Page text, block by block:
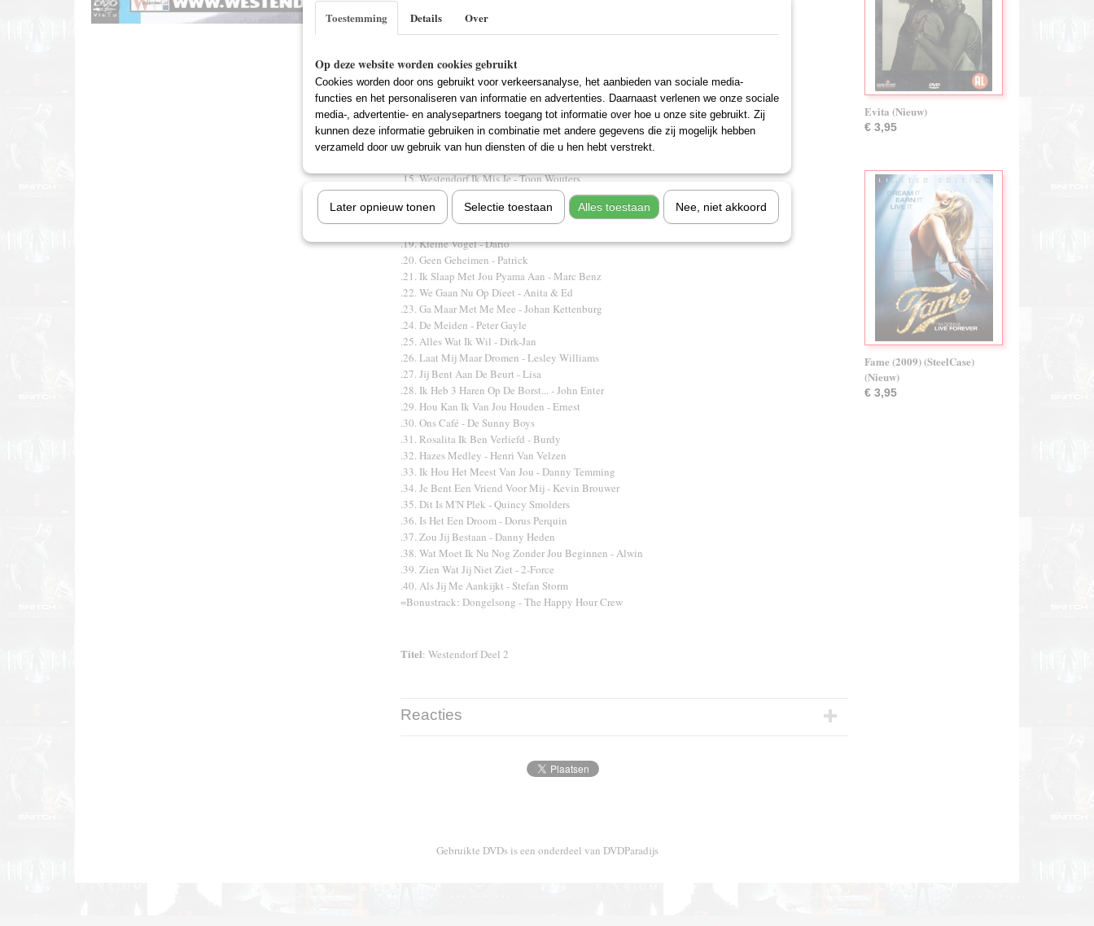
.5. He Holadijee - Leo Nardell
.6. Hier Voel Ik Me Thuis - De Sunny Boys
.8. Cheerio - Mulder & Mulder
.9. Bella Marie - Antonio
.10. Vliegend Hert - The Happy Hour Crew
.11. Op M'n Gemakkie - Rocky
.12. 't Moet Niet Gekker Worden - Ronnie Ronaldo
.13. In De Blote Kont - De Lawineboy En Mooi Wark
.15. Westendorf Ik Mis Je - Toon Wouters
.16. Weerzien - 2-Force
.17. O Marian - Denans
.18. Cowboys En Indianen - De Dikdakkers
.19. Kleine Vogel - Dario
.20. Geen Geheimen - Patrick
.21. Ik Slaap Met Jou Pyama Aan - Marc Benz
.22. We Gaan Nu Op Dieet - Anita & Ed
.23. Ga Maar Met Me Mee - Johan Kettenburg
.24. De Meiden - Peter Gayle
.25. Alles Wat Ik Wil - Dirk-Jan
.26. Laat Mij Maar Dromen - Lesley Williams
.27. Jij Bent Aan De Beurt - Lisa
.28. Ik Heb 3 Haren Op De Borst... - John Enter
.29. Hou Kan Ik Van Jou Houden - Ernest
.30. Ons Café - De Sunny Boys
.31. Rosalita Ik Ben Verliefd - Burdy
.32. Hazes Medley - Henri Van Velzen
.33. Ik Hou Het Meest Van Jou - Danny Temming
.34. Je Bent Een Vriend Voor Mij - Kevin Brouwer
.35. Dit Is M'N Plek - Quincy Smolders
.36. Is Het Een Droom - Dorus Perquin
.37. Zou Jij Bestaan - Danny Heden
.38. Wat Moet Ik Nu Nog Zonder Jou Beginnen - Alwin
.39. Zien Wat Jij Niet Ziet - 2-Force
.40. Als Jij Me Aankijkt - Stefan Storm
=Bonustrack: Dongelsong - The Happy Hour Crew
Titel: Westendorf Deel 2
Reacties
Evita (Nieuw)
€ 3,95
Fame (2009) (SteelCase)
(Nieuw)
€ 3,95
Gebruikte DVDs is een onderdeel van DVDParadijs
Toestemming Details Over
Op deze website worden cookies gebruikt
Cookies worden door ons gebruikt voor verkeersanalyse, het aanbieden van sociale media-
functies en het personaliseren van informatie en advertenties. Daarnaast verlenen we onze sociale
media-, advertentie- en analysepartners toegang tot informatie over hoe u onze site gebruikt. Zij
kunnen deze informatie gebruiken in combinatie met andere gegevens die zij mogelijk hebben
verzameld door uw gebruik van hun diensten of die u hen hebt verstrekt.
Later opnieuw tonen Selectie toestaan Alles toestaan Nee, niet akkoord